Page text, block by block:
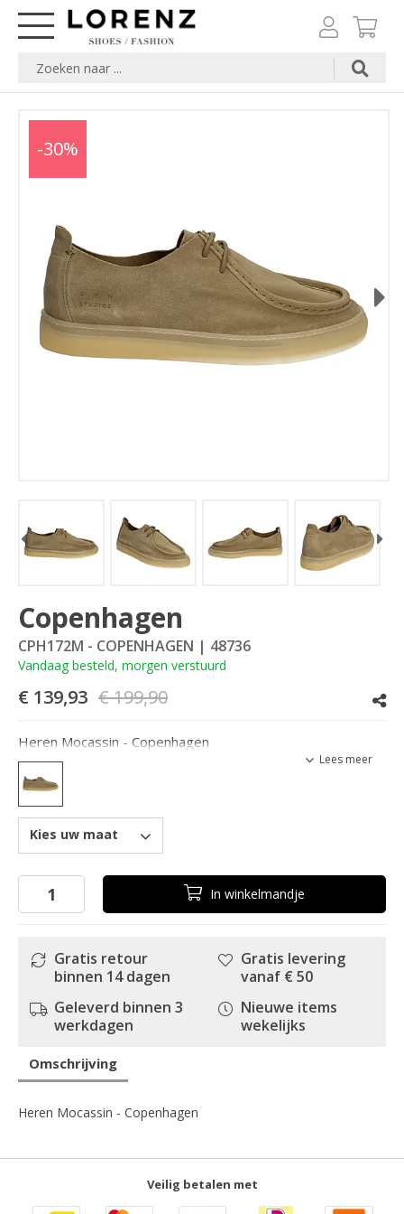
-30%
Next
Copenhagen
CPH172M - COPENHAGEN | 48736
Vandaag besteld, morgen verstuurd
€ 199,90
€ 139,93
Heren Mocassin - Copenhagen
Lees meer
Kies uw maat
In winkelmandje
Gratis retour
binnen 14 dagen
Geleverd binnen 3
werkdagen
Gratis levering
vanaf € 50
Nieuwe items
wekelijks
Omschrijving
Heren Mocassin - Copenhagen
Veilig betalen met